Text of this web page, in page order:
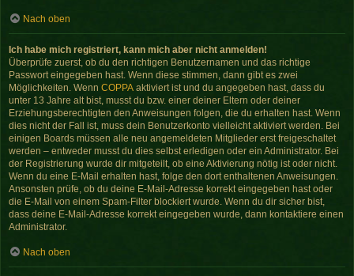
Nach oben
Ich habe mich registriert, kann mich aber nicht anmelden!
Überprüfe zuerst, ob du den richtigen Benutzernamen und das richtige
Passwort eingegeben hast. Wenn diese stimmen, dann gibt es zwei
Möglichkeiten. Wenn COPPA aktiviert ist und du angegeben hast, dass du
unter 13 Jahre alt bist, musst du bzw. einer deiner Eltern oder deiner
Erziehungsberechtigten den Anweisungen folgen, die du erhalten hast. Wenn
dies nicht der Fall ist, muss dein Benutzerkonto vielleicht aktiviert werden. Bei
einigen Boards müssen alle neu angemeldeten Mitglieder erst freigeschaltet
werden – entweder musst du dies selbst erledigen oder ein Administrator. Bei
der Registrierung wurde dir mitgeteilt, ob eine Aktivierung nötig ist oder nicht.
Wenn du eine E-Mail erhalten hast, folge den dort enthaltenen Anweisungen.
Ansonsten prüfe, ob du deine E-Mail-Adresse korrekt eingegeben hast oder
die E-Mail von einem Spam-Filter blockiert wurde. Wenn du dir sicher bist,
dass deine E-Mail-Adresse korrekt eingegeben wurde, dann kontaktiere einen
Administrator.
Nach oben